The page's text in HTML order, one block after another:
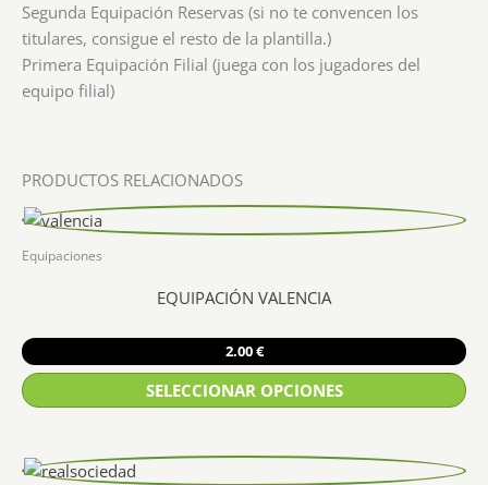
Segunda Equipación Reservas (si no te convencen los
titulares, consigue el resto de la plantilla.)
Primera Equipación Filial (juega con los jugadores del
equipo filial)
PRODUCTOS RELACIONADOS
Equipaciones
EQUIPACIÓN VALENCIA
2.00€
SELECCIONAR OPCIONES
producto
tiene